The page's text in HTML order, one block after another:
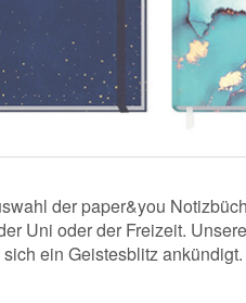
der paper&you
Uni oder der Freizeit.
ein Geistesblitz